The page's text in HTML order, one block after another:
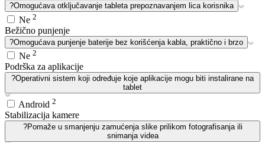
?Omogućava otključavanje tableta prepoznavanjem lica korisnika
Ne 2
Bežično punjenje
?Omogućava punjenje baterije bez korišćenja kabla, praktično i brzo
Ne 2
Podrška za aplikacije
?Operativni sistem koji određuje koje aplikacije mogu biti instalirane na
tablet
Android 2
Stabilizacija kamere
?Pomaže u smanjenju zamućenja slike prilikom fotografisanja ili
snimanja videa